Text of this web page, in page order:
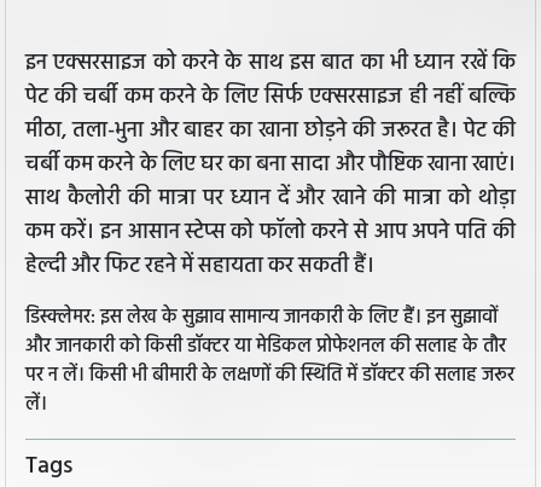
इन एक्सरसाइज को करने के साथ इस बात का भी ध्यान रखें कि
पेट की चर्बी कम करने के लिए सिर्फ एक्सरसाइज ही नहीं बल्कि
मीठा, तला-भुना और बाहर का खाना छोड़ने की जरूरत है। पेट की
चर्बी कम करने के लिए घर का बना सादा और पौष्टिक खाना खाएं।
साथ कैलोरी की मात्रा पर ध्यान दें और खाने की मात्रा को थोड़ा
कम करें। इन आसान स्टेप्स को फॉलो करने से आप अपने पति की
हेल्दी और फिट रहने में सहायता कर सकती हैं।
डिस्क्लेमर: इस लेख के सुझाव सामान्य जानकारी के लिए हैं। इन सुझावों
और जानकारी को किसी डॉक्टर या मेडिकल प्रोफेशनल की सलाह के तौर
पर न लें। किसी भी बीमारी के लक्षणों की स्थिति में डॉक्टर की सलाह जरूर
लें।
Tags